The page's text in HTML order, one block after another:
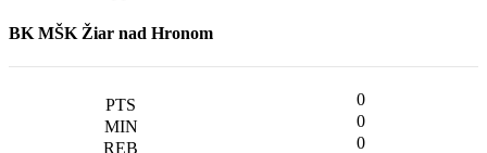
BK MŠK Žiar nad Hronom
0
0
0